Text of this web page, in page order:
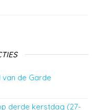
van de Garde
derde kerstdag (27-